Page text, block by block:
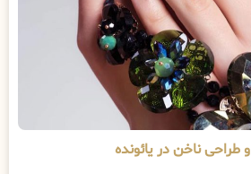
ناخن در یائونده